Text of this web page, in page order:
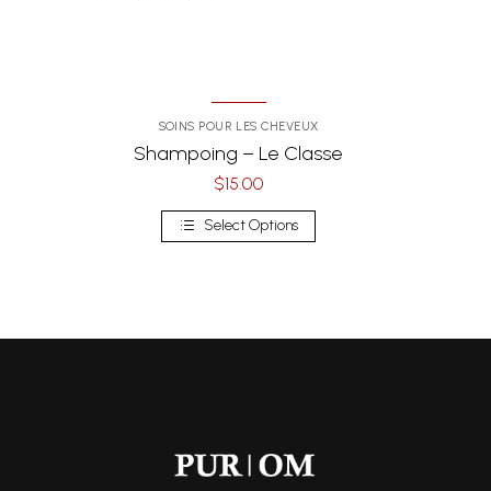
SOINS POUR LES CHEVEUX
Shampoing – Le Classe
$15.00
Select Options